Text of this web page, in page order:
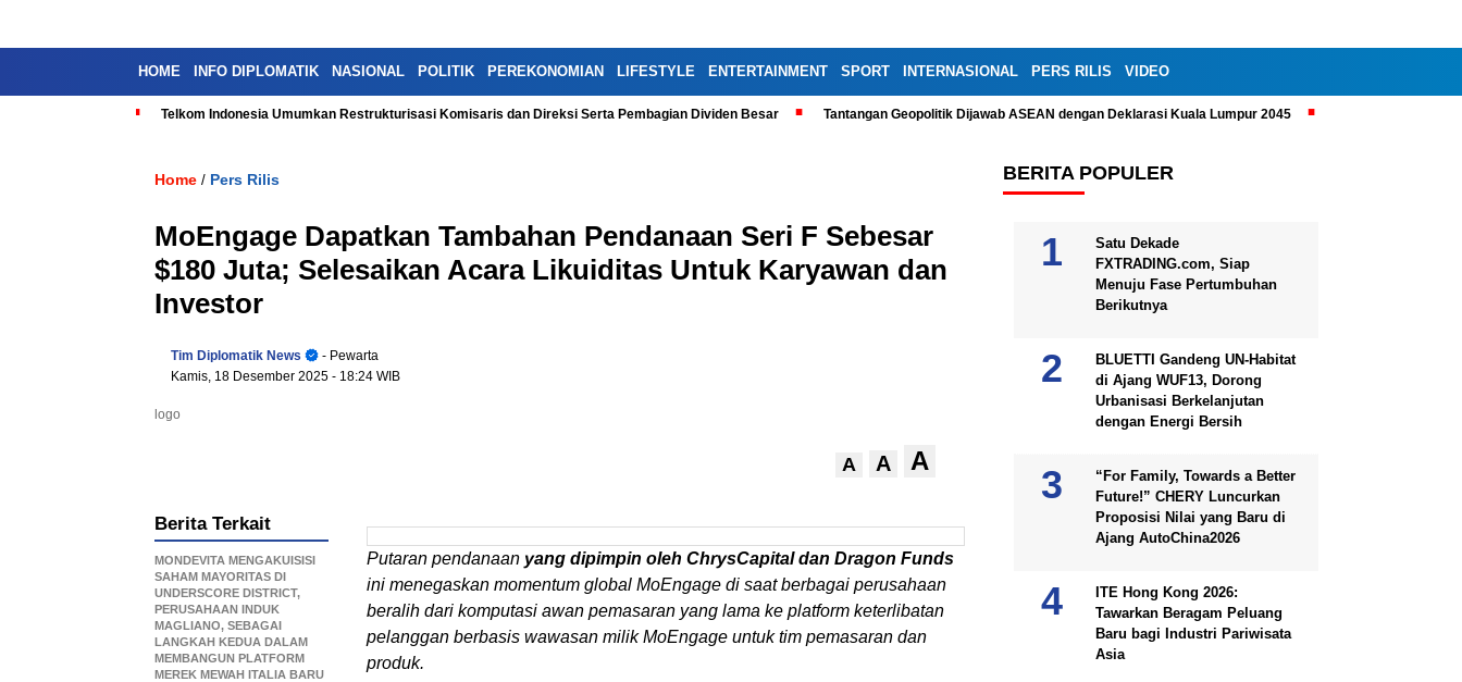
HOME INFO DIPLOMATIK NASIONAL POLITIK PEREKONOMIAN LIFESTYLE ENTERTAINMENT SPORT INTERNASIONAL PERS RILIS VIDEO
Telkom Indonesia Umumkan Restrukturisasi Komisaris dan Direksi Serta Pembagian Dividen Besar Tantangan Geopolitik Dijawab ASEAN dengan Deklarasi Kuala Lumpur 2045
Home / Pers Rilis
MoEngage Dapatkan Tambahan Pendanaan Seri F Sebesar
$180 Juta; Selesaikan Acara Likuiditas Untuk Karyawan dan
Investor
Tim Diplomatik News
- Pewarta
Kamis, 18 Desember 2025 - 18:24 WIB
logo
A A A
Putaran pendanaan yang dipimpin oleh ChrysCapital dan Dragon Funds
ini menegaskan momentum global MoEngage di saat berbagai perusahaan
beralih dari komputasi awan pemasaran yang lama ke platform keterlibatan
pelanggan berbasis wawasan milik MoEngage untuk tim pemasaran dan
produk.
Berita Terkait
MONDEVITA MENGAKUISISI
SAHAM MAYORITAS DI
UNDERSCORE DISTRICT,
PERUSAHAAN INDUK
MAGLIANO, SEBAGAI
LANGKAH KEDUA DALAM
MEMBANGUN PLATFORM
MEREK MEWAH ITALIA BARU
BERITA POPULER
Satu Dekade
FXTRADING.com, Siap
Menuju Fase Pertumbuhan
Berikutnya
BLUETTI Gandeng UN-Habitat
di Ajang WUF13, Dorong
Urbanisasi Berkelanjutan
dengan Energi Bersih
“For Family, Towards a Better
Future!” CHERY Luncurkan
Proposisi Nilai yang Baru di
Ajang AutoChina2026
ITE Hong Kong 2026:
Tawarkan Beragam Peluang
Baru bagi Industri Pariwisata
Asia